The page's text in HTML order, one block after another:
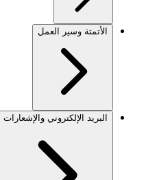
الأتمتة وسير العمل
البريد الإلكتروني والإشعارات